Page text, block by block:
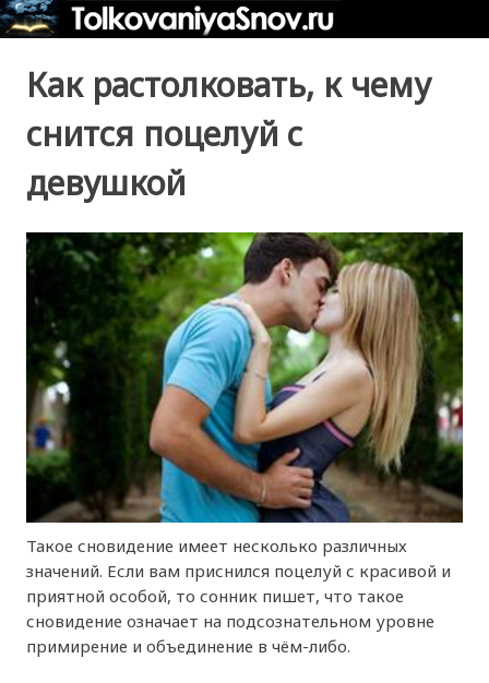
Как растолковать, к чему
снится поцелуй с
девушкой
Такое сновидение имеет несколько различных
значений. Если вам приснился поцелуй с красивой и
приятной особой, то сонник пишет, что такое
сновидение означает на подсознательном уровне
примирение и объединение в чём-либо.